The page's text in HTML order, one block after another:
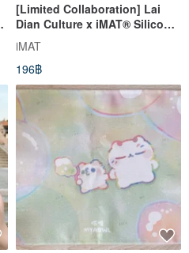
[Limited Collaboration] Lai
Dian Culture x iMAT® Silicone
Stamp Pad for Wax Seals with
Adhesive Sheet
iMAT
196฿